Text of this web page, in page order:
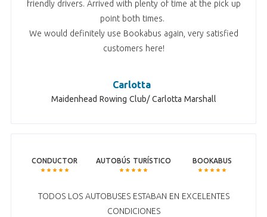
friendly drivers. Arrived with plenty of time at the pick up
point both times.
We would definitely use Bookabus again, very satisfied
customers here!
Carlotta
Maidenhead Rowing Club/ Carlotta Marshall
CONDUCTOR AUTOBÚS TURÍSTICO BOOKABUS
TODOS LOS AUTOBUSES ESTABAN EN EXCELENTES
CONDICIONES